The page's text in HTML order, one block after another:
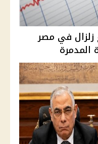
زلزال في مصر
المدمرة